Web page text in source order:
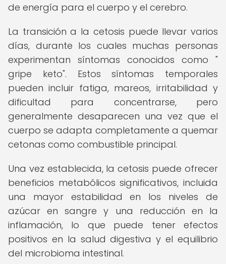
de energía para el cuerpo y el cerebro.
La transición a la cetosis puede llevar varios
días, durante los cuales muchas personas
experimentan síntomas conocidos como "
gripe keto". Estos síntomas temporales
pueden incluir fatiga, mareos, irritabilidad y
dificultad para concentrarse, pero
generalmente desaparecen una vez que el
cuerpo se adapta completamente a quemar
cetonas como combustible principal.
Una vez establecida, la cetosis puede ofrecer
beneficios metabólicos significativos, incluida
una mayor estabilidad en los niveles de
azúcar en sangre y una reducción en la
inflamación, lo que puede tener efectos
positivos en la salud digestiva y el equilibrio
del microbioma intestinal.